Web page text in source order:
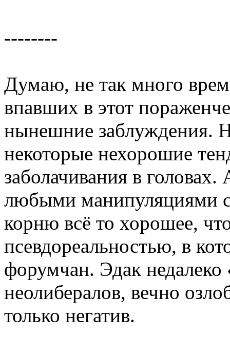
--------
Думаю, не так много
впавших в этот
нынешние заблуждения.
некоторые нехорошие
заболачивания в
любыми манипуляциями
корню всё то хорошее,
псевдореальностью, в
форумчан. Эдак недалеко
неолибералов, вечно
только негатив.